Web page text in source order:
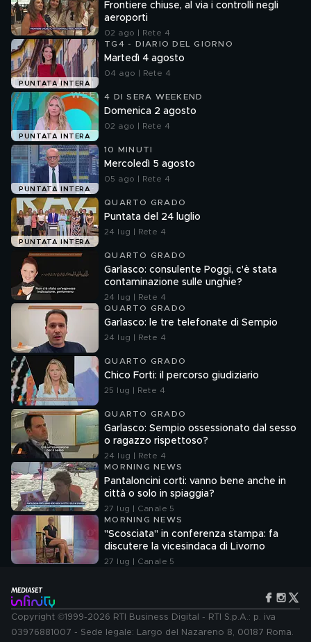
Frontiere chiuse, al via i controlli negli
aeroporti
02 ago | Rete 4
PUNTATA INTERA
TG4 - DIARIO DEL GIORNO
Martedì 4 agosto
04 ago | Rete 4
PUNTATA INTERA
4 DI SERA WEEKEND
Domenica 2 agosto
02 ago | Rete 4
PUNTATA INTERA
10 MINUTI
Mercoledì 5 agosto
05 ago | Rete 4
PUNTATA INTERA
QUARTO GRADO
Puntata del 24 luglio
24 lug | Rete 4
QUARTO GRADO
Garlasco: consulente Poggi, c'è stata
contaminazione sulle unghie?
24 lug | Rete 4
QUARTO GRADO
Garlasco: le tre telefonate di Sempio
24 lug | Rete 4
QUARTO GRADO
Chico Forti: il percorso giudiziario
25 lug | Rete 4
QUARTO GRADO
Garlasco: Sempio ossessionato dal sesso
o ragazzo rispettoso?
24 lug | Rete 4
MORNING NEWS
Pantaloncini corti: vanno bene anche in
città o solo in spiaggia?
27 lug | Canale 5
MORNING NEWS
"Scosciata" in conferenza stampa: fa
discutere la vicesindaca di Livorno
27 lug | Canale 5
Copyright ©1999-2026 RTI Business Digital - RTI S.p.A.: p. iva
03976881007 - Sede legale: Largo del Nazareno 8, 00187 Roma.